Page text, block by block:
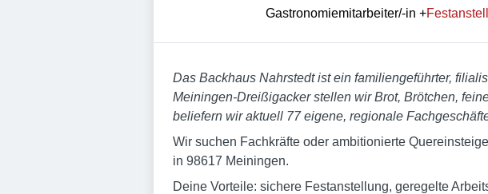
Gastronomiemitarbeiter/-in +
Das Backhaus Nahrstedt ist ein familiengeführter,
Meiningen-Dreißigacker stellen wir Brot, Brötchen,
beliefern wir aktuell 77 eigene, regionale
Wir suchen Fachkräfte oder ambitionierte
in 98617 Meiningen.
Deine Vorteile: sichere Festanstellung, geregelte